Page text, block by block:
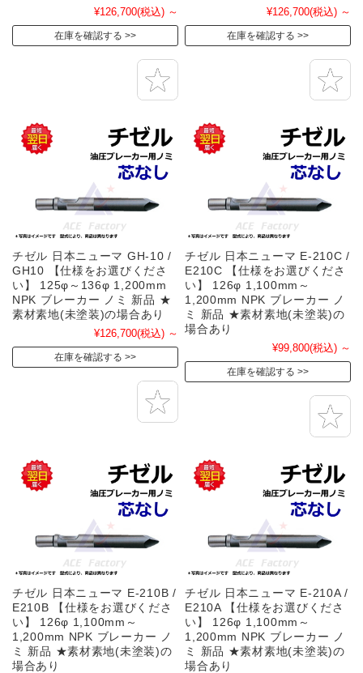
¥126,700(税込) ～
在庫を確認する
¥126,700(税込) ～
在庫を確認する
チゼル 日本ニューマ GH-10 /
GH10 【仕様をお選びくださ
い】 125φ～136φ 1,200mm
NPK ブレーカー ノミ 新品 ★
素材素地(未塗装)の場合あり
¥126,700(税込) ～
在庫を確認する
チゼル 日本ニューマ E-210C /
E210C 【仕様をお選びくださ
い】 126φ 1,100mm～
1,200mm NPK ブレーカー ノ
ミ 新品 ★素材素地(未塗装)の
場合あり
¥99,800(税込) ～
在庫を確認する
チゼル 日本ニューマ E-210B /
E210B 【仕様をお選びくださ
い】 126φ 1,100mm～
1,200mm NPK ブレーカー ノ
ミ 新品 ★素材素地(未塗装)の
場合あり
チゼル 日本ニューマ E-210A /
E210A 【仕様をお選びくださ
い】 126φ 1,100mm～
1,200mm NPK ブレーカー ノ
ミ 新品 ★素材素地(未塗装)の
場合あり